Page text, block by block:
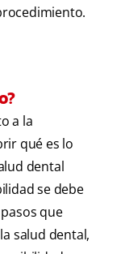
a la
qué es lo
dental
se debe
que
salud dental,